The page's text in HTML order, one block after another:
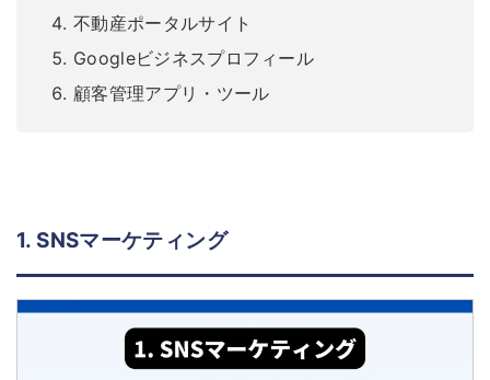
不動産ポータルサイト
Googleビジネスプロフィール
顧客管理アプリ・ツール
1. SNSマーケティング